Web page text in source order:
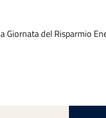
Giornata del Risparmio